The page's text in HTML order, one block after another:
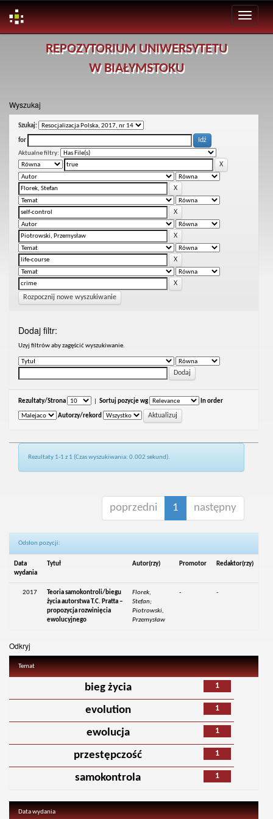
REPOZYTORIUM UNIWERSYTETU
W BIAŁYMSTOKU
Wyszukaj
Szukaj:
for
Aktualne filtry:
Rozpocznij nowe wyszukiwanie
Dodaj filtr:
Uzyj filtrów aby zagęścić wyszukiwanie.
Rezultaty/Strona Sortuj pozycje wg In order
Autorzy/rekord
Rezultaty 1-1 z 1 (Czas wyszukiwania: 0.002 sekund).
poprzedni 1 następny
Odsłon pozycji:
Data
wydania
Tytuł Autor(rzy) Promotor Redaktor(rzy)
2017
Teoria samokontroli/biegu
życia autorstwa T.C. Pratta –
propozycja rozwinięcia
ewolucyjnego
Florek,
Stefan;
Piotrowski,
Przemysław
- -
Odkryj
Temat
1
bieg życia
1
evolution
1
ewolucja
1
przestępczość
1
samokontrola
Data wydania